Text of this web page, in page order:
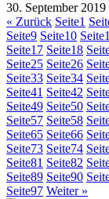
30. September 2019
« Zurück Seite1
Seite9 Seite10 Seite
Seite17 Seite18
Seite25 Seite26
Seite33 Seite34
Seite41 Seite42
Seite49 Seite50
Seite57 Seite58
Seite65 Seite66
Seite73 Seite74
Seite81 Seite82
Seite89 Seite90
Seite97 Weiter »